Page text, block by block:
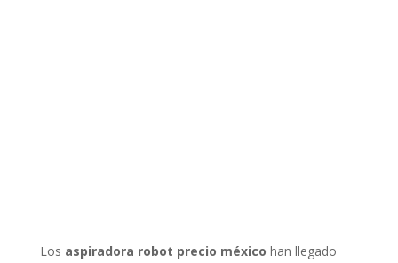
Los aspiradora robot precio méxico han llegado